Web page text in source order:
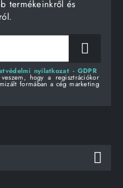
termékeinkről és
nyilatkozat - GDPR
hogy a regisztrációkor
formában a cég marketing